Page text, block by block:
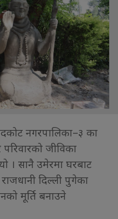
नगरपालिका–३ का
परिवारको जीविका
। सानै उमेरमा घरबाट
दिल्ली पुगेका
मूर्ति बनाउने